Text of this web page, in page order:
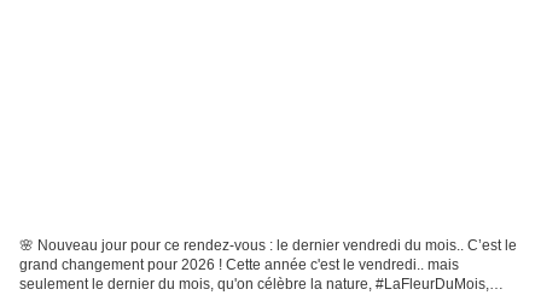
🌸 Nouveau jour pour ce rendez-vous : le dernier vendredi du mois.. C’est le
grand changement pour 2026 ! Cette année c'est le vendredi.. mais
seulement le dernier du mois, qu'on célèbre la nature, #LaFleurDuMois,